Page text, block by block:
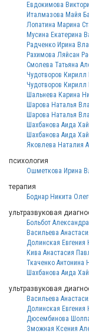
Евдокимова
Италмазова Майя
Лопатина Марина
Мусина Екатерина
Радченко Ирина
Рахимова Ляйсан
Смолева Татьяна
Чудотворов Кирилл
Чудотворов Кирилл
Шальнева Карина
Шарова Наталья
Шарова Наталья
Шахбанова Аида
Шахбанова Аида
Яковлева Наталия
психология
Ошметкова Ирина
терапия
Боднар Никита
ультразвуковая
Больбот
Васильева
Долинская Евгения
Кива Анастасия
Ткаченко Антонина
Шахбанова Аида
ультразвуковая
Васильева
Долинская Евгения
Дюсембинова
Зможная Ксения